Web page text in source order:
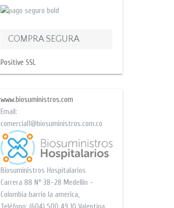
COMPRA SEGURA
Positive SSL
www.biosuministros.com
Email:
comercial1@biosuministros.com.co
Biosuministros Hospitalarios
Carrera 88 N° 38-28 Medellín -
Colombia barrio la america,